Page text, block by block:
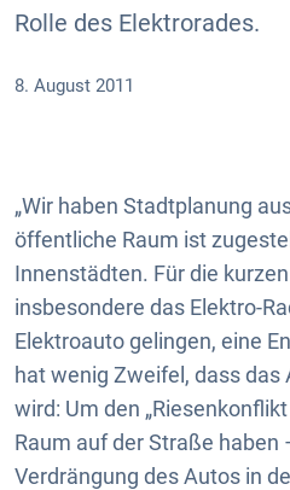
Rolle des Elektrorades.
8. August 2011
„Wir haben Stadtplanung
öffentliche Raum ist
Innenstädten. Für die
insbesondere das Elektro-
Elektroauto gelingen, eine
hat wenig Zweifel, dass
wird: Um den
Raum auf der Straße
Verdrängung des Autos in